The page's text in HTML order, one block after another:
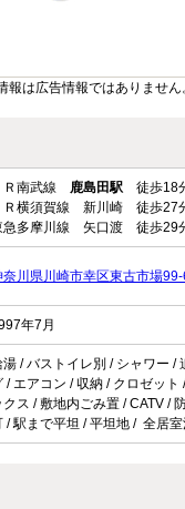
は広告情報ではありません
Ｒ南武線 鹿島田駅 徒歩18
Ｒ横須賀線 新川崎 徒歩27
急多摩川線 矢口渡 徒歩29
奈川県川崎市幸区東古市場99-
年7月
湯 / バストイレ別 / シャワー /
/ エアコン / 収納 / クロゼッ
クス / 敷地内ごみ置 / CATV /
/ 駅まで平坦 / 平坦地 / 全居